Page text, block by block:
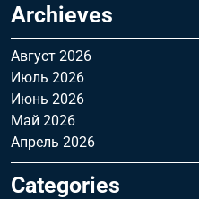
Archieves
Август 2026
Июль 2026
Июнь 2026
Май 2026
Апрель 2026
Categories